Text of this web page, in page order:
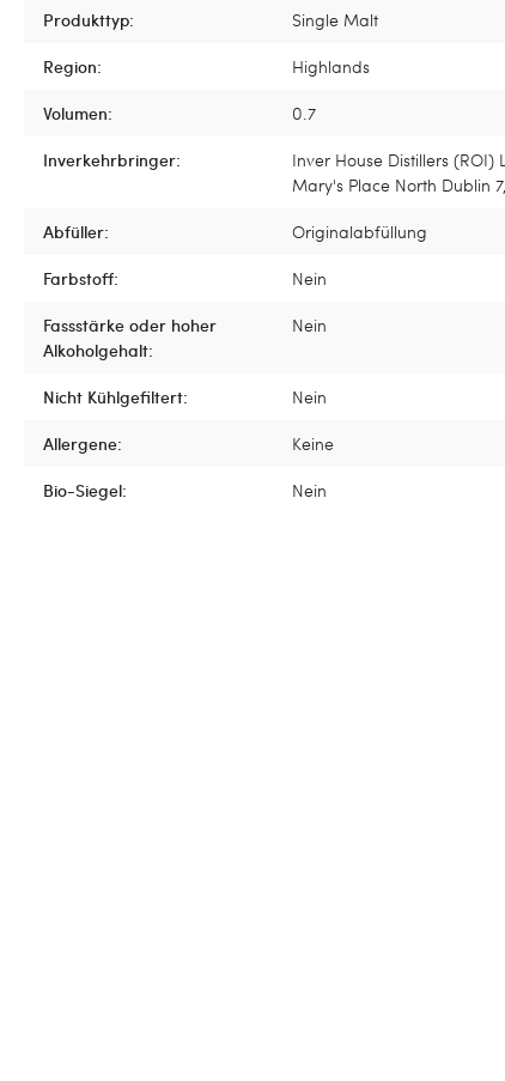
Produkttyp:
Single Malt
Region:
Highlands
Volumen:
0.7
Inverkehrbringer:
Inver House Distillers (ROI)
Mary's Place North Dublin
Abfüller:
Originalabfüllung
Farbstoff:
Nein
Fassstärke oder hoher
Alkoholgehalt:
Nein
Nicht Kühlgefiltert:
Nein
Allergene:
Keine
Bio-Siegel:
Nein